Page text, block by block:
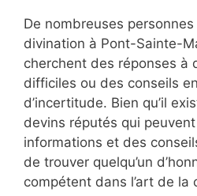
De nombreuses
divination à Pont-Sainte-
cherchent des réponses à
difficiles ou des conseils
d’incertitude. Bien qu’il
devins réputés qui
informations et des
de trouver quelqu’un
compétent dans l’art de la